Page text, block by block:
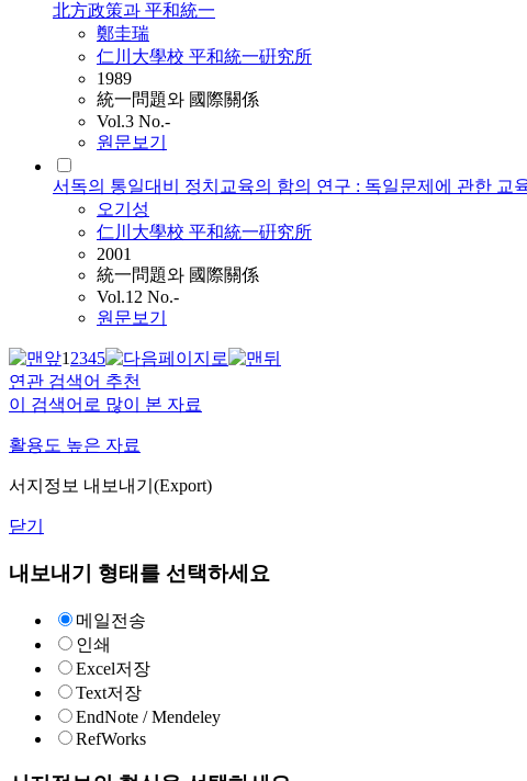
北方政策과 平和統一
鄭圭瑞
仁川大學校 平和統一硏究所
1989
統一問題와 國際關係
Vol.3 No.-
원문보기
서독의 통일대비 정치교육의 함의 연구 : 독일문제에 관한 교
오기성
仁川大學校 平和統一硏究所
2001
統一問題와 國際關係
Vol.12 No.-
원문보기
12345
연관 검색어 추천
이 검색어로 많이 본 자료
활용도 높은 자료
서지정보 내보내기(Export)
닫기
내보내기 형태를 선택하세요
메일전송
인쇄
Excel저장
Text저장
EndNote / Mendeley
RefWorks